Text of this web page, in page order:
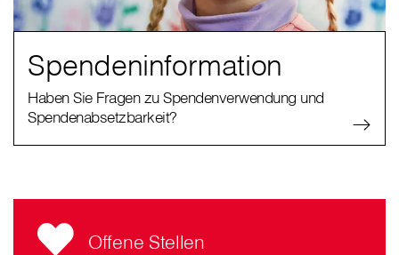
Spendeninformation
Haben Sie Fragen zu Spendenverwendung und
Spendenabsetzbarkeit?
Offene Stellen